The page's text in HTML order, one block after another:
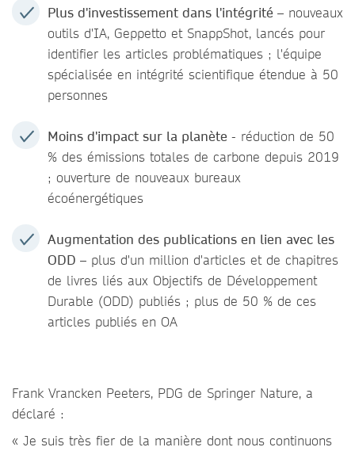
Plus d'investissement dans l'intégrité – nouveaux
outils d'IA, Geppetto et SnappShot, lancés pour
identifier les articles problématiques ; l'équipe
spécialisée en intégrité scientifique étendue à 50
personnes
Moins d'impact sur la planète - réduction de 50
% des émissions totales de carbone depuis 2019
; ouverture de nouveaux bureaux
écoénergétiques
Augmentation des publications en lien avec les
ODD – plus d'un million d'articles et de chapitres
de livres liés aux Objectifs de Développement
Durable (ODD) publiés ; plus de 50 % de ces
articles publiés en OA
Frank Vrancken Peeters, PDG de Springer Nature, a
déclaré :
« Je suis très fier de la manière dont nous continuons